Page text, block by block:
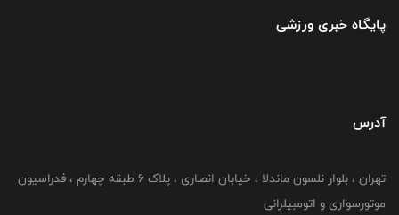
پایگاه خبری ورزشی
آدرس
تهران ، بلوار نلسون ماندلا ، خیابان انصاری ، پلاک ۶ طبقه چهارم ، فدراسیون
موتورسواری و اتومبیلرانی